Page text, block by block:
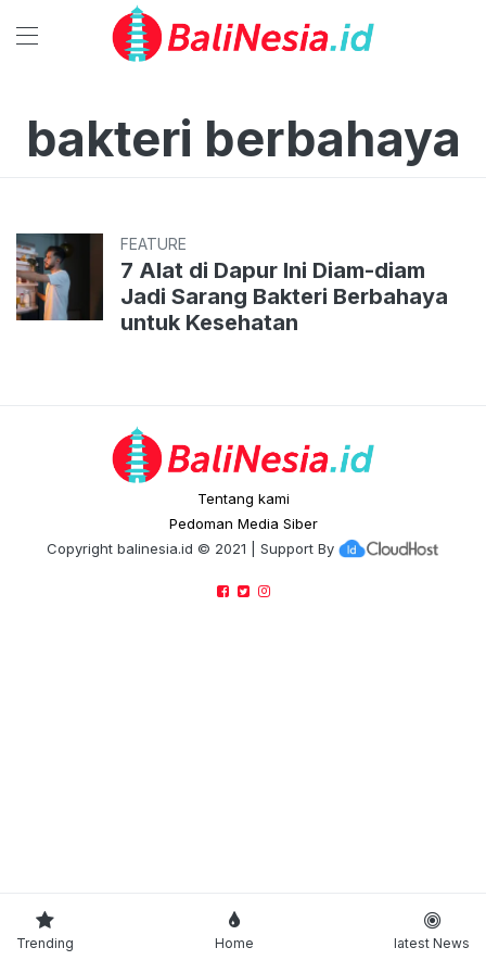
bakteri berbahaya
FEATURE
7 Alat di Dapur Ini Diam-diam
Jadi Sarang Bakteri Berbahaya
untuk Kesehatan
Tentang kami
Pedoman Media Siber
Copyright balinesia.id © 2021 | Support By
Trending Home latest News